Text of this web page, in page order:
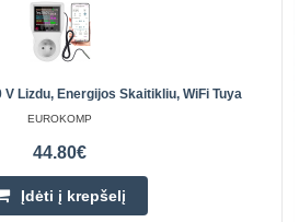
Lizdu, Energijos Skaitikliu, WiFi Tuya
EUROKOMP
44.80€
Įdėti į krepšelį